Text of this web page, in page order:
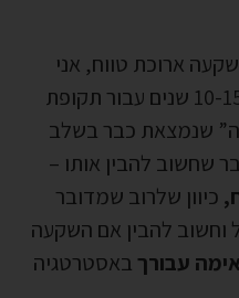
ארוכת טווח, אני
נוהגת לקחת בחשבון טווח של 10-15 שנים עבור תקופת
שנמצאת כבר בשלב
שחשוב להבין אותו –
כיוון שלרוב שמדובר
וחשוב להבין אם השקעה
עבורך באסטרטגיה